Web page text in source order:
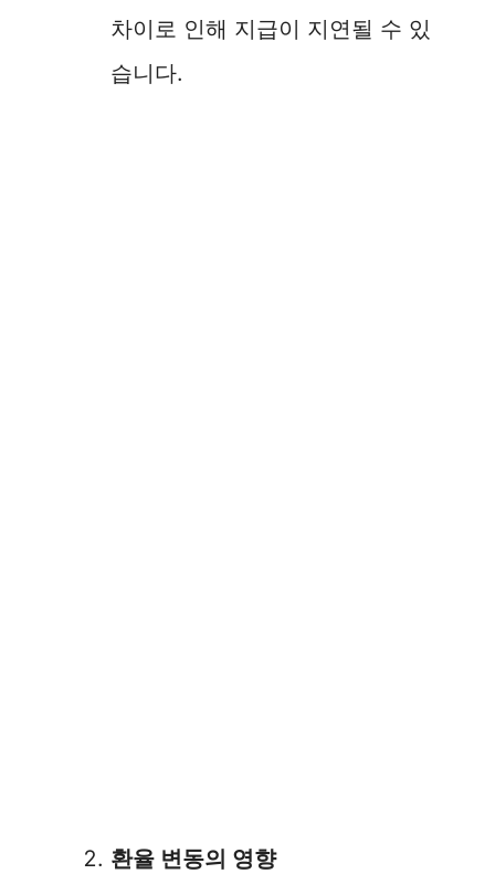
차이로 인해 지급이 지연될 수 있
습니다.
환율 변동의 영향